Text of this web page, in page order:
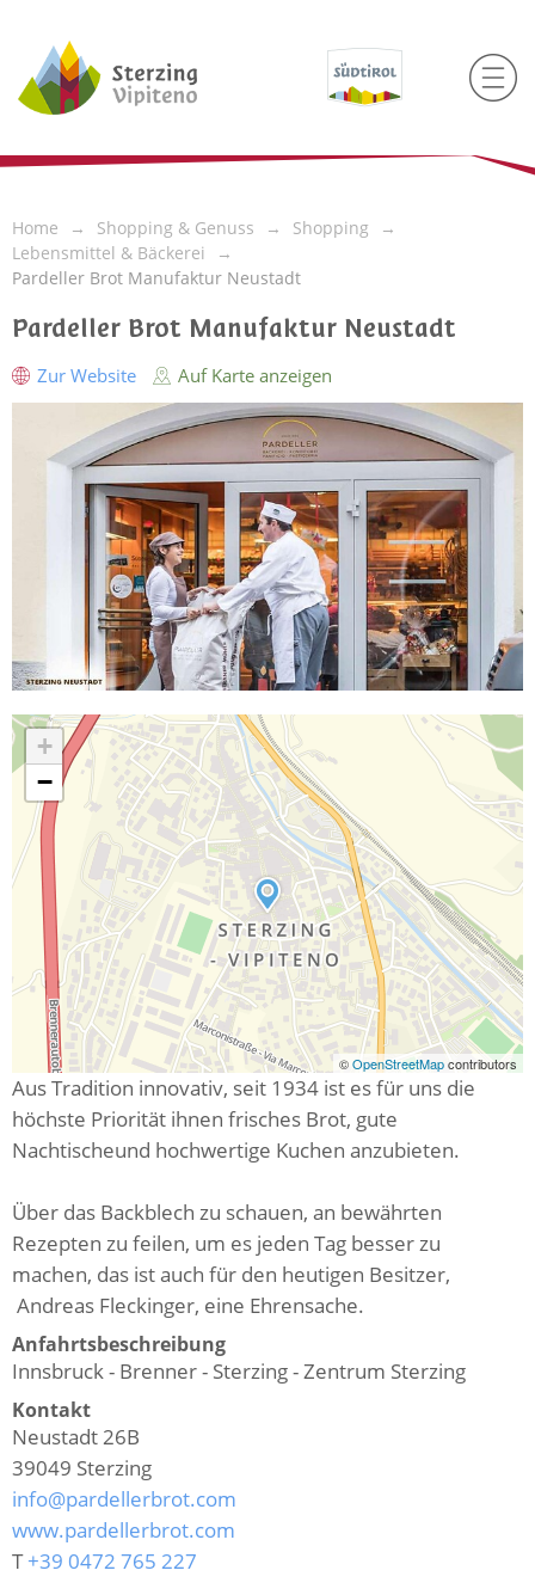
Home Shopping & Genuss
Shopping
Lebensmittel & Bäckerei
Pardeller Brot Manufaktur Neustadt
Pardeller Brot Manufaktur Neustadt
Zur Website Auf Karte anzeigen
+
−
©OpenStreetMapcontributors
Aus Tradition innovativ, seit 1934 ist es für uns die
höchste Priorität ihnen frisches Brot, gute
Nachtischeund hochwertige Kuchen anzubieten.
Über das Backblech zu schauen, an bewährten
Rezepten zu feilen, um es jeden Tag besser zu
machen, das ist auch für den heutigen Besitzer,
Andreas Fleckinger, eine Ehrensache.
Anfahrtsbeschreibung
Innsbruck - Brenner - Sterzing - Zentrum Sterzing
Kontakt
Neustadt 26B
39049 Sterzing
info@pardellerbrot.com
www.pardellerbrot.com
T+39 0472 765 227